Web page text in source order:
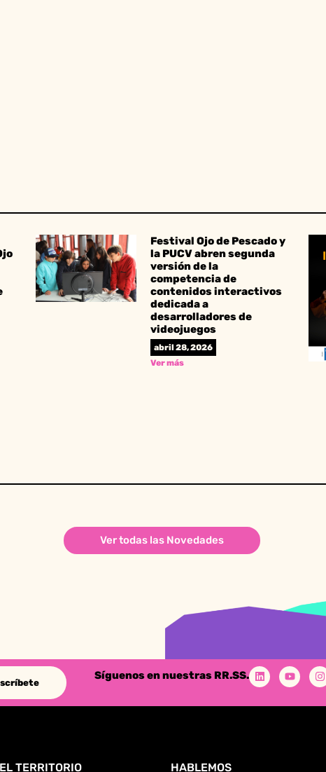
Festival Ojo de Pescado y
la PUCV abren segunda
versión de la
competencia de
contenidos interactivos
dedicada a
desarrolladores de
videojuegos
abril 28, 2026
Ver más
Ver todas las Novedades
Síguenos en nuestras RR.SS.
TERRITORIO HABLEMOS